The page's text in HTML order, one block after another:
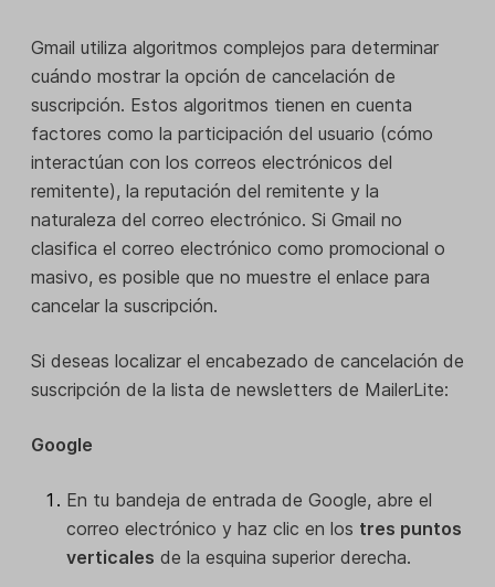
Gmail utiliza algoritmos complejos para determinar
cuándo mostrar la opción de cancelación de
suscripción. Estos algoritmos tienen en cuenta
factores como la participación del usuario (cómo
interactúan con los correos electrónicos del
remitente), la reputación del remitente y la
naturaleza del correo electrónico. Si Gmail no
clasifica el correo electrónico como promocional o
masivo, es posible que no muestre el enlace para
cancelar la suscripción.
Si deseas localizar el encabezado de cancelación de
suscripción de la lista de newsletters de MailerLite:
Google
En tu bandeja de entrada de Google, abre el
correo electrónico y haz clic en los tres puntos
verticales de la esquina superior derecha.